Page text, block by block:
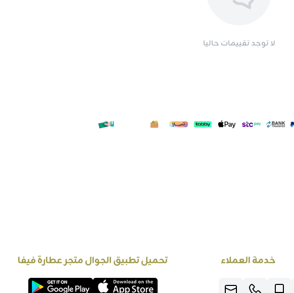
لا توجد تقييمات حاليا
خدمة العملاء تحميل تطبيق الجوال متجر عطارة فيفا